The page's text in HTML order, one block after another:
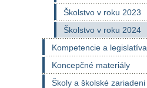
Školstvo v roku 2023
Školstvo v roku 2024
Kompetencie a legislatíva
Koncepčné materiály
Školy a školské zariadeni